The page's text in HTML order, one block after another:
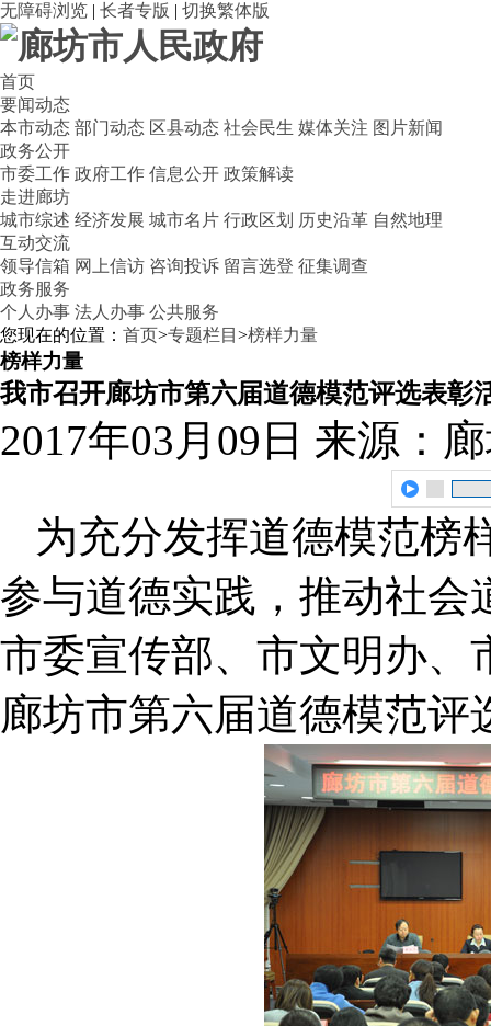
无障碍浏览 | 长者专版 | 切换繁体版
首页
要闻动态
本市动态 部门动态 区县动态 社会民生 媒体关注 图片新闻
政务公开
市委工作 政府工作 信息公开 政策解读
走进廊坊
城市综述 经济发展 城市名片 行政区划 历史沿革 自然地理
互动交流
领导信箱 网上信访 咨询投诉 留言选登 征集调查
政务服务
个人办事 法人办事 公共服务
您现在的位置： 首页>专题栏目 >榜样力量
榜样力量
我市召开廊坊市第六届道德模范评选表彰
2017年03月09日 来源：
为充分发挥道德模范榜
参与道德实践，推动社会
市委宣传部、市文明办、
廊坊市第六届道德模范评